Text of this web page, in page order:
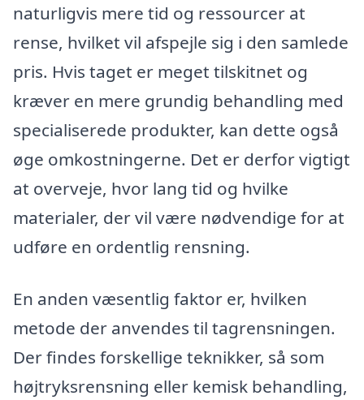
naturligvis mere tid og ressourcer at
rense, hvilket vil afspejle sig i den samlede
pris. Hvis taget er meget tilskitnet og
kræver en mere grundig behandling med
specialiserede produkter, kan dette også
øge omkostningerne. Det er derfor vigtigt
at overveje, hvor lang tid og hvilke
materialer, der vil være nødvendige for at
udføre en ordentlig rensning.
En anden væsentlig faktor er, hvilken
metode der anvendes til tagrensningen.
Der findes forskellige teknikker, så som
højtryksrensning eller kemisk behandling,